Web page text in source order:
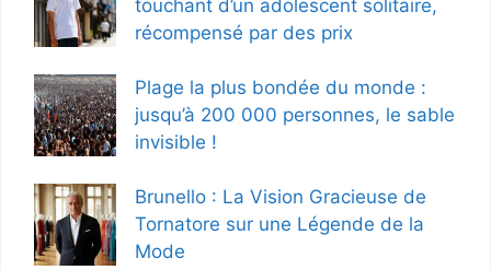
touchant d’un adolescent solitaire,
récompensé par des prix
Plage la plus bondée du monde :
jusqu’à 200 000 personnes, le sable
invisible !
Brunello : La Vision Gracieuse de
Tornatore sur une Légende de la
Mode